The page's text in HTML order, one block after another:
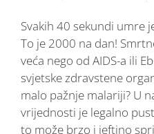
Svakih 40 sekundi umre
To je 2000 na dan!
veća nego od AIDS-a ili
svjetske zdravstene
malo pažnje malariji? U
vrijednosti je legalno
to može brzo i jeftino